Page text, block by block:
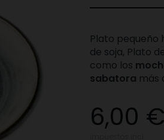
Plato pequeño
de soja, Plato
como los
sabatora más
6,00 €